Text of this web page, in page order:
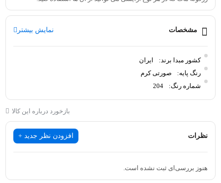
پالت رژگونه 4 رنگ برند DoDo Girl بسیار با کیفیت و دارای رنگ های
رژگونه مات که در هر نوع آرایشی می توانید از آن ها استفاده کنید.پالت
خانم هایی که طرفدار آرایش طبیعی هستند دارای 4 رنگ رژگونه مات که در
هر نوع آرایشی می توانید از آن ها استفاده کنید.پالت رژگونه 4 رنگ برند
DoDo Girl بسیار با کیفیت و دارای رنگ های کاربردی و مناسب آرایش
روزانه می باشد. انتخابی مقرون به صرفه و مناسب برای خانم هایی که
مشخصات نمایش بیشتر
کشور مبدا برند:
ایران
رنگ پایه:
صورتی کرم
شماره رنگ:
204
بازخورد درباره این کالا
نظرات افزودن نظر جدید +
هنوز بررسی‌ای ثبت نشده است.